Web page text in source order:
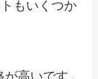
もいくつか